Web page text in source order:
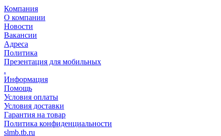
Компания
О компании
Новости
Вакансии
Адреса
Политика
Презентация для мобильных
.
Информация
Помощь
Условия оплаты
Условия доставки
Гарантия на товар
Политика конфиденциальности
slmb.tb.ru